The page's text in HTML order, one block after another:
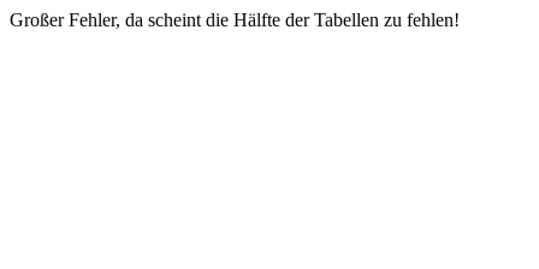
Großer Fehler, da scheint die Hälfte der Tabellen zu fehlen!